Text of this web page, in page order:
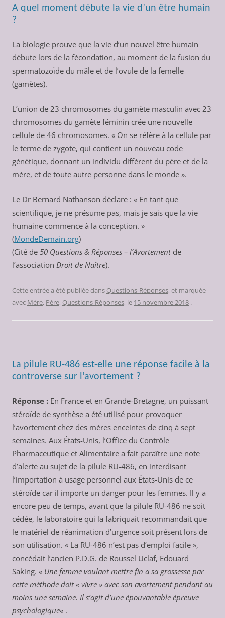
A quel moment débute la vie d’un être humain
?
La biologie prouve que la vie d’un nouvel être humain
débute lors de la fécondation, au moment de la fusion du
spermatozoïde du mâle et de l’ovule de la femelle
(gamètes).
L’union de 23 chromosomes du gamète masculin avec 23
chromosomes du gamète féminin crée une nouvelle
cellule de 46 chromosomes. « On se réfère à la cellule par
le terme de zygote, qui contient un nouveau code
génétique, donnant un individu différent du père et de la
mère, et de toute autre personne dans le monde ».
Le Dr Bernard Nathanson déclare : « En tant que
scientifique, je ne présume pas, mais je sais que la vie
humaine commence à la conception. »
(MondeDemain.org)
(Cité de50 Questions & Réponses – l’Avortementde
l’association Droit de Naître).
Cette entrée a été publiée dans Questions-Réponses, et marquée
avec Mère, Père, Questions-Réponses, le 15 novembre 2018 .
La pilule RU-486 est-elle une réponse facile à la
controverse sur l’avortement ?
Réponse : En France et en Grande-Bretagne, un puissant
stéroïde de synthèse a été utilisé pour provoquer
l’avortement chez des mères enceintes de cinq à sept
semaines. Aux États-Unis, l’Office du Contrôle
Pharmaceutique et Alimentaire a fait paraître une note
d’alerte au sujet de la pilule RU-486, en interdisant
l’importation à usage personnel aux États-Unis de ce
stéroïde car il importe un danger pour les femmes. Il y a
encore peu de temps, avant que la pilule RU-486 ne soit
cédée, le laboratoire qui la fabriquait recommandait que
le matériel de réanimation d’urgence soit présent lors de
son utilisation. « La RU-486 n’est pas d’emploi facile »,
concédait l’ancien P.D.G. de Roussel Uclaf, Edouard
Saking. « Une femme voulant mettre fin a sa grossesse par
cette méthode doit « vivre » avec son avortement pendant au
moins une semaine. Il s’agit d’une épouvantable épreuve
psychologique« .